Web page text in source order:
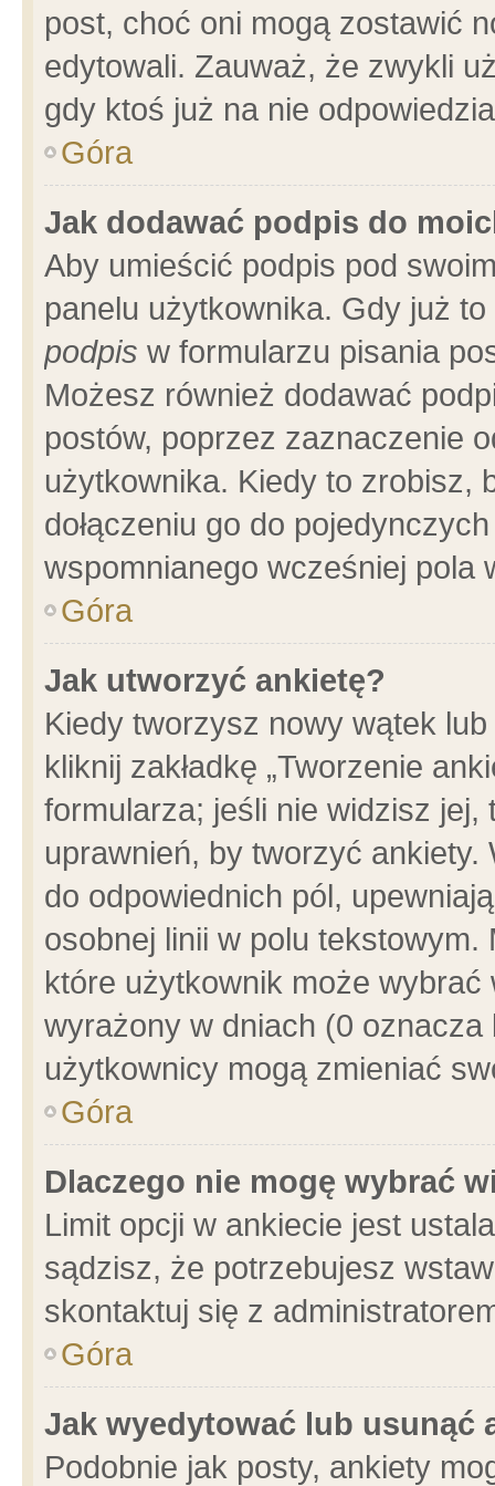
post, choć oni mogą zostawić
edytowali. Zauważ, że zwykli
gdy ktoś już na nie
Góra
Jak dodawać podpis do
Aby umieścić podpis pod
panelu użytkownika. Gdy już
podpis w formularzu pisania
Możesz również dodawać
postów, poprzez zaznaczenie
użytkownika. Kiedy to zrobisz,
dołączeniu go do
wspomnianego wcześniej pola
Góra
Jak utworzyć ankietę?
Kiedy tworzysz nowy wątek
kliknij zakładkę „Tworzenie
formularza; jeśli nie widzisz
uprawnień, by tworzyć ankiety.
do odpowiednich pól,
osobnej linii w polu
które użytkownik może
wyrażony w dniach (0
użytkownicy mogą zmieniać
Góra
Dlaczego nie mogę wybrać
Limit opcji w ankiecie jest
sądzisz, że potrzebujesz
skontaktuj się z
Góra
Jak wyedytować lub usunąć
Podobnie jak posty, ankiety